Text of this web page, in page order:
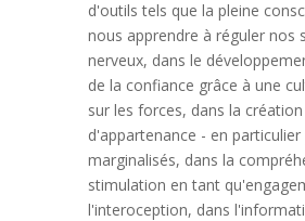
d'outils tels que la pleine
nous apprendre à réguler nos
nerveux, dans le
de la confiance grâce à une
sur les forces, dans la
d'appartenance - en
marginalisés, dans la
stimulation en tant
l'interoception, dans